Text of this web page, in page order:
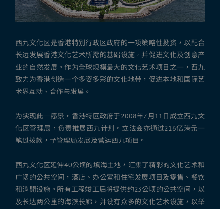
西九文化区是香港特别行政区政府的一项策略性投资，以配合
长远发展香港文化艺术所需的基础设施，并促进文化及创意产
业的自然发展。作为全球规模最大的文化艺术项目之一，西九
致力为香港创造一个多姿多彩的文化地带，促进本地和国际艺
术界互动、合作与发展。
为实现此一愿景，香港特区政府于2008年7月11日成立西九文
化区管理局，负责推展西九计划。立法会亦通过216亿港元一
笔过拨款，予管理局发展及营运西九项目。
西九文化区延伸40公顷的填海土地，汇集了精彩的文化艺术和
广阔的公共空间，酒店、办公室和住宅发展项目及零售、餐饮
和消閒设施。所有工程竣工后将提供约23公顷的公共空间，以
及长达两公里的海滨长廊，并设有众多的文化艺术设施，以举